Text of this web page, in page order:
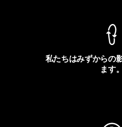
私たちはみずからの
ます。